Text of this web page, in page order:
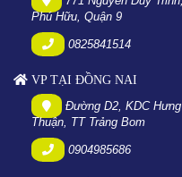
Phú Hữu, Quận 9
0825841514
VP TẠI ĐỒNG NAI
Đường D2, KDC Hưng
Thuận, TT Trảng Bom
0904985686